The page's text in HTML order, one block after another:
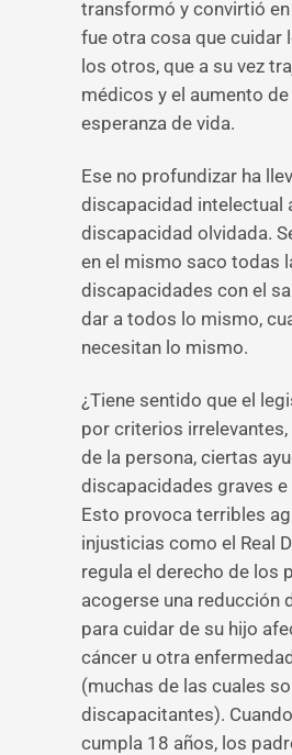
transformó y convirtió
fue otra cosa que cuidar
los otros, que a su vez
médicos y el aumento
esperanza de vida.
Ese no profundizar ha
discapacidad intelectual
discapacidad olvidada.
en el mismo saco todas
discapacidades con el
dar a todos lo mismo,
necesitan lo mismo.
¿Tiene sentido que el
por criterios irrelevantes,
de la persona, ciertas
discapacidades graves
Esto provoca terribles
injusticias como el Real
regula el derecho de los
acogerse una reducción
para cuidar de su hijo
cáncer u otra
(muchas de las cuales
discapacitantes).
cumpla 18 años, los